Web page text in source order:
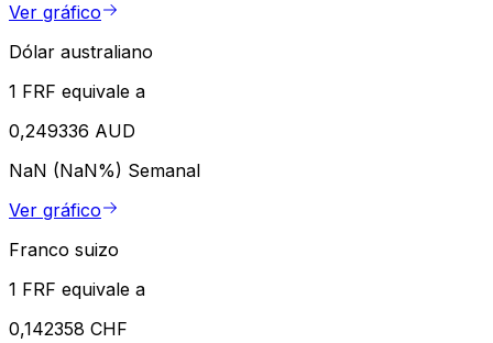
Ver gráfico
Dólar australiano
1 FRF equivale a
0,249336 AUD
NaN (NaN%) Semanal
Ver gráfico
Franco suizo
1 FRF equivale a
0,142358 CHF